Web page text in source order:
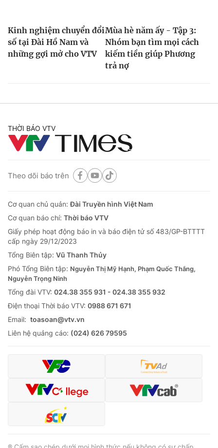
Kinh nghiệm chuyển đổi
số tại Đài Hồ Nam và
những gợi mở cho VTV
Mùa hè năm ấy - Tập 3:
Nhóm bạn tìm mọi cách
kiếm tiền giúp Phương
trả nợ
THỜI BÁO VTV
Theo dõi báo trên
Cơ quan chủ quản:Đài Truyền hình Việt Nam
Cơ quan báo chí: Thời báo VTV
Giấy phép hoạt động báo in và báo điện tử số 483/GP-BTTTT
cấp ngày 29/12/2023
Tổng Biên tập: Vũ Thanh Thủy
Phó Tổng Biên tập: Nguyễn Thị Mỹ Hạnh, Phạm Quốc Thắng,
Nguyễn Trọng Ninh
Tổng đài VTV: 024.38 355 931 - 024.38 355 932
Ðiện thoại Thời báo VTV: 0988 671 671
Email: toasoan@vtv.vn
Liên hệ quảng cáo: (024) 626 79595